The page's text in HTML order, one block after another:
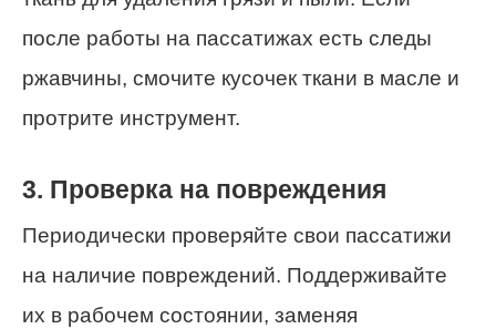
после работы на пассатижах есть следы
ржавчины, смочите кусочек ткани в масле и
протрите инструмент.
3. Проверка на повреждения
Периодически проверяйте свои пассатижи
на наличие повреждений. Поддерживайте
их в рабочем состоянии, заменяя